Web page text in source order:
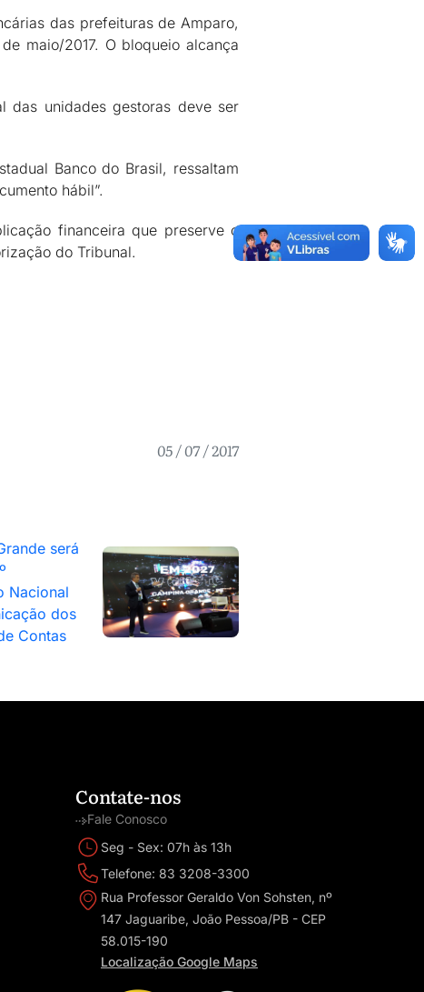
das prefeituras de Amparo,
maio/2017. O bloqueio alcança
das unidades gestoras deve ser
Banco do Brasil, ressaltam
hábil”.
financeira que preserve o
do Tribunal.
05 / 07 / 2017
será
Nacional
dos
Contas
Contate-nos
Fale Conosco
Seg - Sex: 07h às 13h
Telefone: 83 3208-3300
Rua Professor Geraldo Von Sohsten, nº
147 Jaguaribe, João Pessoa/PB - CEP
58.015-190
Localização Google Maps